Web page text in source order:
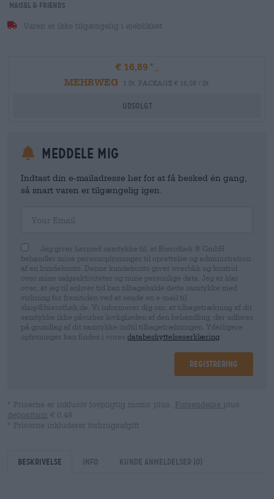
Maisel & Friends
Varen er ikke tilgængelig i øjeblikket
€ 16,89
MEHRWEG
1 St. PACKAGE € 16,08 / St.
Udsolgt
meddele mig
Indtast din e-mailadresse her for at få besked én gang,
så snart varen er tilgængelig igen.
Jeg giver hermed samtykke til, at Bierothek ® GmbH
behandler mine personoplysninger til oprettelse og administration
af en kundekonto. Denne kundekonto giver overblik og kontrol
over mine salgsaktiviteter og mine personlige data. Jeg er klar
over, at jeg til enhver tid kan tilbagekalde dette samtykke med
virkning for fremtiden ved at sende en e-mail til
shop@bierothek.de. Vi informerer dig om, at tilbagetrækning af dit
samtykke ikke påvirker lovligheden af ​​den behandling, der udføres
på grundlag af dit samtykke indtil tilbagetrækningen. Yderligere
oplysninger kan findes i vores databeskyttelseserklæring
Registrering
* Priserne er inklusiv lovpligtig moms plus. Forsendelse plus
depositum € 0,48
* Priserne inkluderer forbrugsafgift
Beskrivelse Info kunde anmeldelser (0)